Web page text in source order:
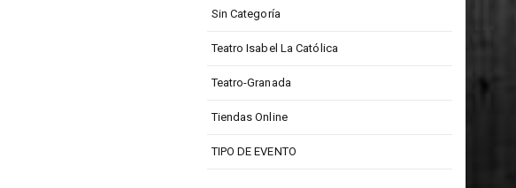
Sin Categoría
Teatro Isabel La Católica
Teatro-Granada
Tiendas Online
TIPO DE EVENTO